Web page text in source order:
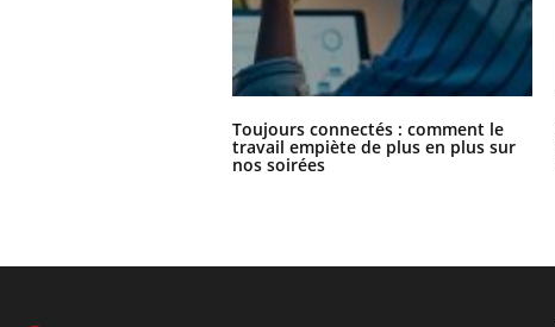
Toujours connectés : comment le
travail empiète de plus en plus sur
nos soirées